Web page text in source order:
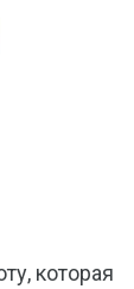
которая